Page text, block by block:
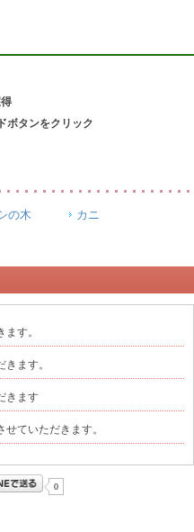
ボタンをクリック
の木
カニ
す。
ます。
きます
ていただきます。
0